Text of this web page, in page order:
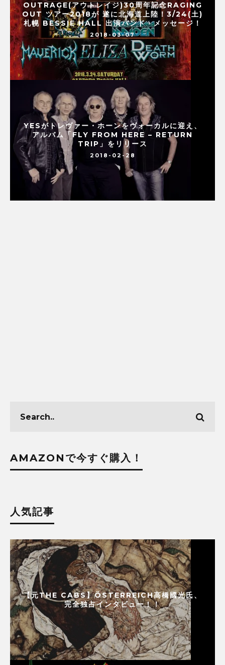
OUTRAGE(アウトレイジ)30周年記念RAGING
OUT ツアー2018が 遂に北海道上陸！3/24(土)
札幌 BESSIE HALL 出演バンド・メッセージ！
2018-03-07
YESがトレヴァー・ホーンをヴォーカルに迎え、
アルバム「FLY FROM HERE – RETURN
TRIP」をリリース
2018-02-28
AMAZONで今すぐ購入！
人気記事
【元THE CABS】ÖSTERREICH高橋國光氏、
完全独占インタビュー！！